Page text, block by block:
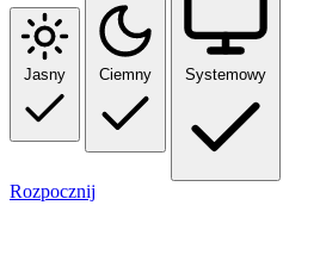
Jasny Ciemny Systemowy
Rozpocznij